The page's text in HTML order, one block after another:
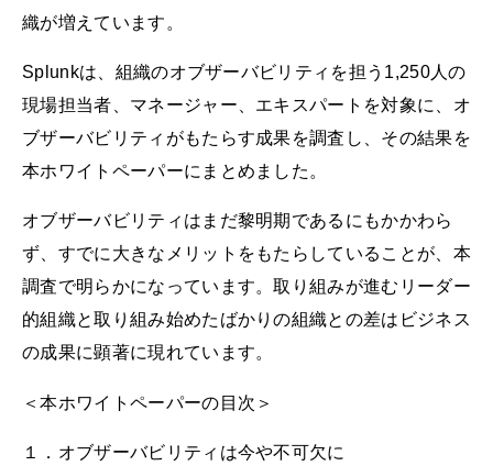
織が増えています。
Splunkは、組織のオブザーバビリティを担う1,250人の
現場担当者、マネージャー、エキスパートを対象に、オ
ブザーバビリティがもたらす成果を調査し、その結果を
本ホワイトペーパーにまとめました。
オブザーバビリティはまだ黎明期であるにもかかわら
ず、すでに大きなメリットをもたらしていることが、本
調査で明らかになっています。取り組みが進むリーダー
的組織と取り組み始めたばかりの組織との差はビジネス
の成果に顕著に現れています。
＜本ホワイトペーパーの目次＞
１．オブザーバビリティは今や不可欠に